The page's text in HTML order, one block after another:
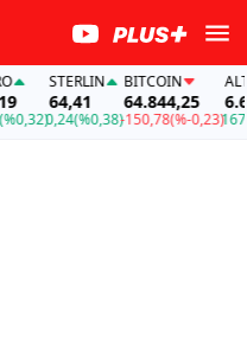
STERLIN
64,41
0,24(%0,38)
BITCOIN
64.844,25
-150,78(%-0,23)
ALTIN
167,96